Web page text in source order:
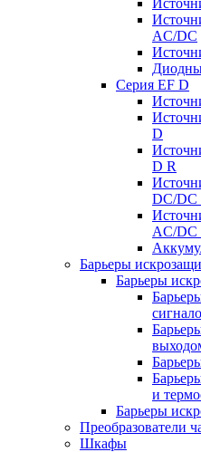
AC/DC
Серия EF D
D
D R
DC/DC
AC/DC
Барьеры
Барьеры
и
Барьеры
Преобразователи
Шкафы